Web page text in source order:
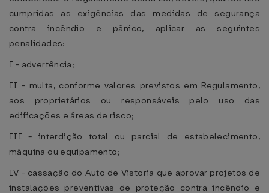
cumpridas as exigências das medidas de segurança
contra incêndio e pânico, aplicar as seguintes
penalidades:
I - advertência;
II - multa, conforme valores previstos em Regulamento,
aos proprietários ou responsáveis pelo uso das
edificações e áreas de risco;
III - interdição total ou parcial de estabelecimento,
máquina ou equipamento;
IV - cassação do Auto de Vistoria que aprovar projetos de
instalações preventivas de proteção contra incêndio e